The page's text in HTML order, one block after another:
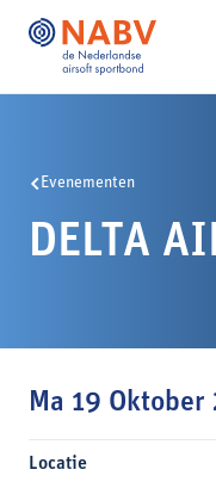
Evenementen
DELTA
Ma 19 Oktober
Locatie